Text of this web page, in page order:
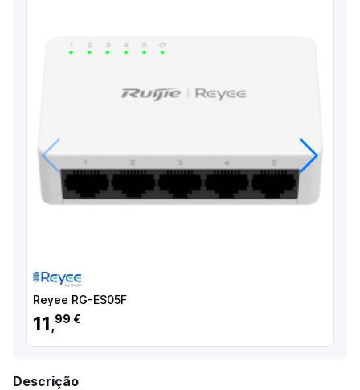
Anterior Próximo
Reyee RG-ES05F
11 ,99 €
Descrição